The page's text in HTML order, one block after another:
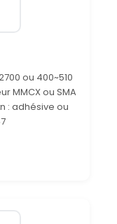
ou 400~510
MMCX ou SMA
: adhésive ou